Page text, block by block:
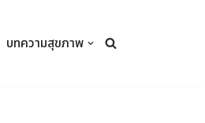
บทความสุขภาพ